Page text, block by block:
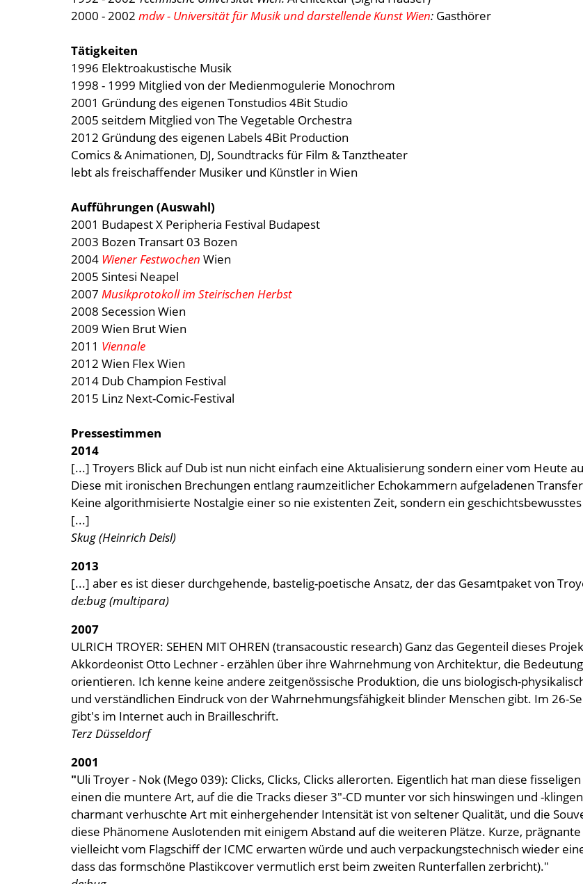
2000 - 2002 mdw - Universität für Musik und darstellende Kunst Wien: Gasthörer
Tätigkeiten
1996 Elektroakustische Musik
1998 - 1999 Mitglied von der Medienmogulerie Monochrom
2001 Gründung des eigenen Tonstudios 4Bit Studio
2005 seitdem Mitglied von The Vegetable Orchestra
2012 Gründung des eigenen Labels 4Bit Production
Comics & Animationen, DJ, Soundtracks für Film & Tanztheater
lebt als freischaffender Musiker und Künstler in Wien
Aufführungen (Auswahl)
2001 Budapest X Peripheria Festival Budapest
2003 Bozen Transart 03 Bozen
2004 Wiener Festwochen Wien
2005 Sintesi Neapel
2007 Musikprotokoll im Steirischen Herbst
2008 Secession Wien
2009 Wien Brut Wien
2011 Viennale
2012 Wien Flex Wien
2014 Dub Champion Festival
2015 Linz Next-Comic-Festival
Pressestimmen
2014
[...] Troyers Blick auf Dub ist nun nicht einfach eine Aktualisierung sondern einer vom Heute
Diese mit ironischen Brechungen entlang raumzeitlicher Echokammern aufgeladenen
Keine algorithmisierte Nostalgie einer so nie existenten Zeit, sondern ein
[...]
Skug (Heinrich Deisl)
2013
[...] aber es ist dieser durchgehende, bastelig-poetische Ansatz, der das Gesamtpaket von
de:bug (multipara)
2007
ULRICH TROYER: SEHEN MIT OHREN (transacoustic research) Ganz das Gegenteil dieses
Akkordeonist Otto Lechner - erzählen über ihre Wahrnehmung von Architektur, die
orientieren. Ich kenne keine andere zeitgenössische Produktion, die uns biologisch-
und verständlichen Eindruck von der Wahrnehmungsfähigkeit blinder Menschen gibt. Im 26-
gibt's im Internet auch in Brailleschrift.
Terz Düsseldorf
2001
"Uli Troyer - Nok (Mego 039): Clicks, Clicks, Clicks allerorten. Eigentlich hat man diese
einen die muntere Art, auf die die Tracks dieser 3"-CD munter vor sich hinswingen und -
charmant verhuschte Art mit einhergehender Intensität ist von seltener Qualität, und die
diese Phänomene Auslotenden mit einigem Abstand auf die weiteren Plätze. Kurze,
vielleicht vom Flagschiff der ICMC erwarten würde und auch verpackungstechnisch wieder
dass das formschöne Plastikcover vermutlich erst beim zweiten Runterfallen zerbricht)."